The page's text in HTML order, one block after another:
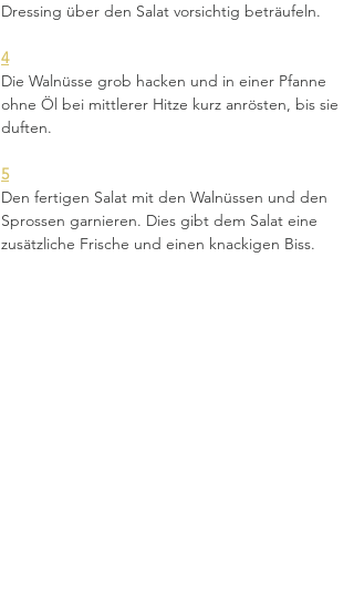
Dressing über den Salat vorsichtig beträufeln.
4
Die Walnüsse grob hacken und in einer Pfanne
ohne Öl bei mittlerer Hitze kurz anrösten, bis sie
duften.
5
Den fertigen Salat mit den Walnüssen und den
Sprossen garnieren. Dies gibt dem Salat eine
zusätzliche Frische und einen knackigen Biss.